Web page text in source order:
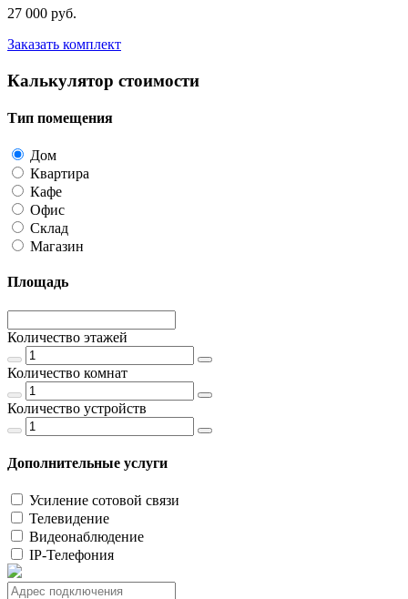
27 000 руб.
Заказать комплект
Калькулятор стоимости
Тип помещения
Дом
Квартира
Кафе
Офис
Склад
Магазин
Площадь
Количество этажей
Количество комнат
Количество устройств
Дополнительные услуги
Усиление сотовой связи
Телевидение
Видеонаблюдение
IP-Телефония